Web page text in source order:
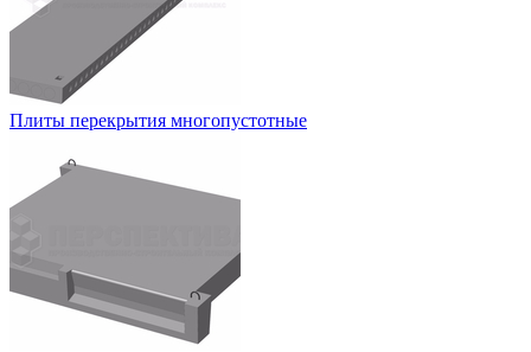
Плиты перекрытия многопустотные